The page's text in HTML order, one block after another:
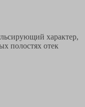
характер,
полостях отек